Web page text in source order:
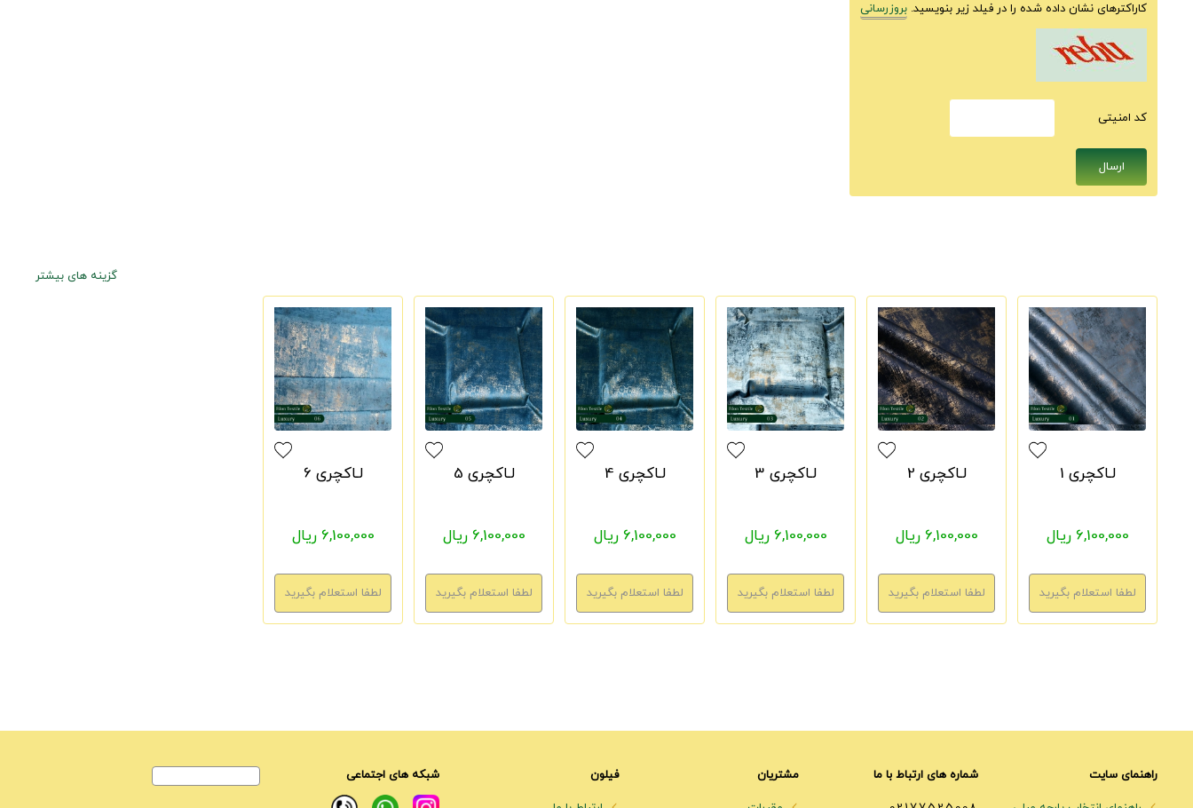
کاراکترهای نشان داده شده را در فیلد زیر بنویسید. بروزرسانی
كد امنيتى
گزینه های بیشتر
لـاکچری 1
6,100,000 ریال
لـاکچری 2
6,100,000 ریال
لـاکچری 3
6,100,000 ریال
لـاکچری 4
6,100,000 ریال
لـاکچری 5
6,100,000 ریال
لـاکچری 6
6,100,000 ریال
راهنمای سایت شماره های ارتباط با ما مشتریان فیلون شبکه های اجتماعی